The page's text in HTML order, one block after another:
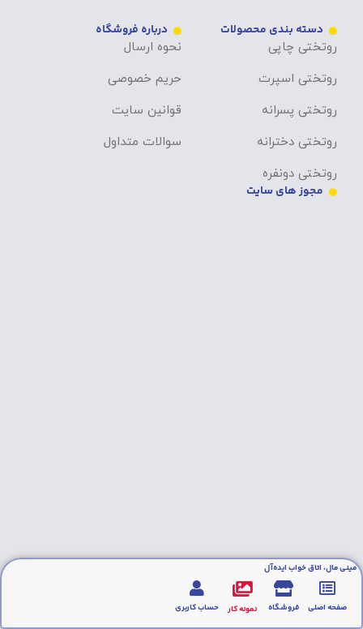
دسته بندی محصولات
روتختی چاپی
روتختی اسپرت
روتختی پسرانه
روتختی دخترانه
روتختی دونفره
درباره فروشگاه
نحوه ارسال
حریم خصوصی
قوانین سایت
سوالات متداول
مجوز های سایت
مینی مال، اتاق خواب ایده‌آل
صفحه اصلی فروشگاه نمونه کار حساب کاربری